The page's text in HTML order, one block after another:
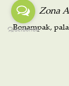
Zona
Bonampak,